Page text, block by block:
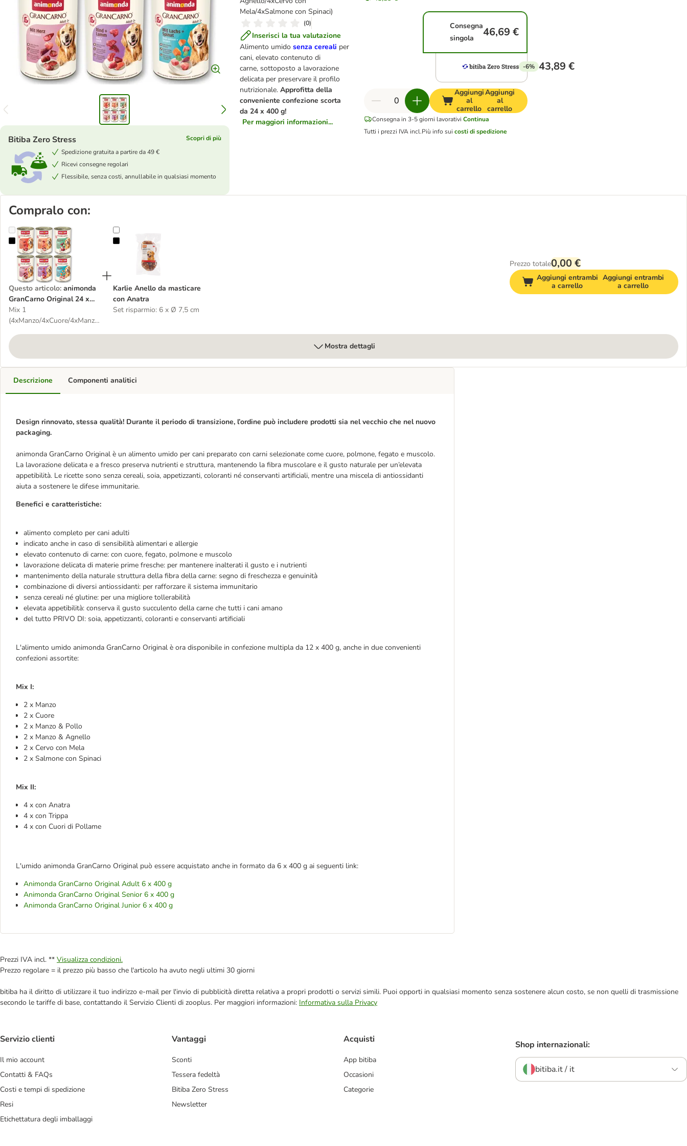
Mela/4xSalmone con Spinaci)
(0)
Inserisci la tua valutazione
Alimento umido senza cereali per
cani, elevato contenuto di
carne, sottoposto a lavorazione
delicata per preservare il profilo
nutrizionale. Approfitta della
conveniente confezione scorta
da 24 x 400 g!
Per maggiori informazioni...
Bitiba Zero Stress
Scopri di più
Spedizione gratuita a partire da 49 €
Ricevi consegne regolari
Flessibile, senza costi, annullabile in qualsiasi momento
Consegna
singola
46,69 €
-6% 43,89 €
Aggiungi
al
carrello
Aggiungi
al
carrello
Consegna in 3-5 giorni lavorativi Continua
Tutti i prezzi IVA incl.Più info sui costi di spedizione
Compralo con:
animonda GranCarno Original 24 x 400 g
Questo articolo: animonda
GranCarno Original 24 x
400 g
Mix 1
(4xManzo/4xCuore/4xManzo
Agnello/4xCervo con
Mela/4xSalmone con
Karlie Anello da masticare con Anatra
Karlie Anello da masticare
con Anatra
Set risparmio: 6 x Ø 7,5 cm
Prezzo totale0,00 €
Aggiungi entrambi
a carrello
Aggiungi entrambi
a carrello
Mostra dettagli
Descrizione
Design rinnovato, stessa qualità! Durante il periodo di transizione, l’ordine può includere prodotti sia nel vecchio che nel nuovo
packaging.
animonda GranCarno Original è un alimento umido per cani preparato con carni selezionate come cuore, polmone, fegato e muscolo.
La lavorazione delicata e a fresco preserva nutrienti e struttura, mantenendo la fibra muscolare e il gusto naturale per un’elevata
appetibilità. Le ricette sono senza cereali, soia, appetizzanti, coloranti né conservanti artificiali, mentre una miscela di antiossidanti
aiuta a sostenere le difese immunitarie.
Benefici e caratteristiche:
alimento completo per cani adulti
indicato anche in caso di sensibilità alimentari e allergie
elevato contenuto di carne: con cuore, fegato, polmone e muscolo
lavorazione delicata di materie prime fresche: per mantenere inalterati il gusto e i nutrienti
mantenimento della naturale struttura della fibra della carne: segno di freschezza e genuinità
combinazione di diversi antiossidanti: per rafforzare il sistema immunitario
senza cereali né glutine: per una migliore tollerabilità
elevata appetibilità: conserva il gusto succulento della carne che tutti i cani amano
del tutto PRIVO DI: soia, appetizzanti, coloranti e conservanti artificiali
L'alimento umido animonda GranCarno Original è ora disponibile in confezione multipla da 12 x 400 g, anche in due convenienti
confezioni assortite:
Mix I:
2 x Manzo
2 x Cuore
2 x Manzo & Pollo
2 x Manzo & Agnello
2 x Cervo con Mela
2 x Salmone con Spinaci
Mix II:
4 x con Anatra
4 x con Trippa
4 x con Cuori di Pollame
L'umido animonda GranCarno Original può essere acquistato anche in formato da 6 x 400 g ai seguenti link:
Animonda GranCarno Original Adult 6 x 400 g
Animonda GranCarno Original Senior 6 x 400 g
Animonda GranCarno Original Junior 6 x 400 g
Componenti analitici
Prezzi IVA incl. ** Visualizza condizioni.
Prezzo regolare = il prezzo più basso che l'articolo ha avuto negli ultimi 30 giorni
bitiba ha il diritto di utilizzare il tuo indirizzo e-mail per l'invio di pubblicità diretta relativa a propri prodotti o servizi simili. Puoi opporti in qualsiasi momento senza sostenere alcun costo, se non quelli di trasmissione
secondo le tariffe di base, contattando il Servizio Clienti di zooplus. Per maggiori informazioni: Informativa sulla Privacy
Servizio clienti
Il mio account
Contatti & FAQs
Costi e tempi di spedizione
Resi
Etichettatura degli imballaggi
Vantaggi
Sconti
Tessera fedeltà
Bitiba Zero Stress
Newsletter
Acquisti
App bitiba
Occasioni
Categorie
Shop internazionali:
bitiba.it / it